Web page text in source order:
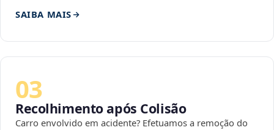
SAIBA MAIS
03
Recolhimento após Colisão
Carro envolvido em acidente? Efetuamos a remoção do